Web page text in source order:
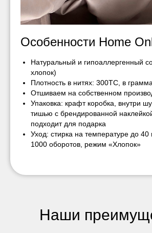
Особенности Home
Натуральный и гипоаллергенный
хлопок)
Плотность в нитях: 300ТС, в
Отшиваем на собственном
Упаковка: крафт коробка, внутри
тишью с брендированной
подходит для подарка
Уход: стирка на температуре до 40
1000 оборотов, режим «Хлопок»
Наши